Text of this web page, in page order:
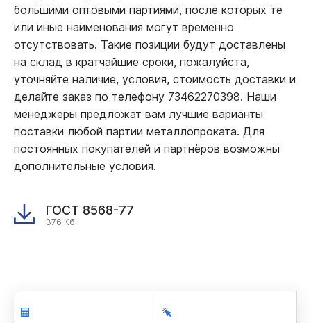
большими оптовыми партиями, после которых те
или иные наименования могут временно
отсутствовать. Такие позиции будут доставлены
на склад в кратчайшие сроки, пожалуйста,
уточняйте наличие, условия, стоимость доставки и
делайте заказ по телефону 73462270398. Наши
менеджеры предложат вам лучшие варианты
поставки любой партии металлопроката. Для
постоянных покупателей и партнёров возможны
дополнительные условия.
ГОСТ 8568-77
376 Кб